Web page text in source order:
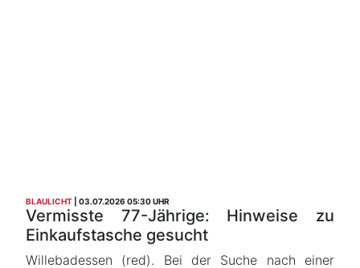
BLAULICHT 03.07.2026 05:30 UHR
Vermisste 77-Jährige: Hinweise zu
Einkaufstasche gesucht
Willebadessen (red). Bei der Suche nach einer